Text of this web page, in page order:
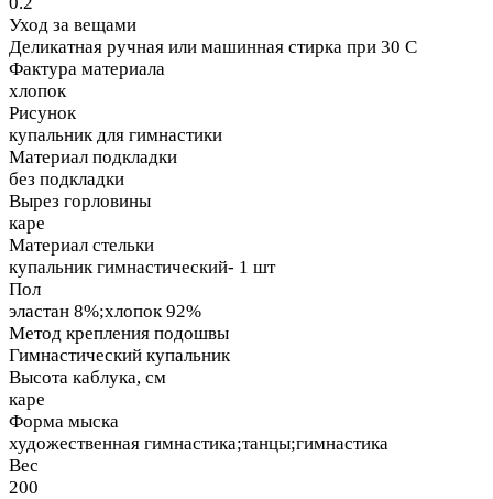
Уход за вещами
Деликатная ручная или машинная стирка при 30 С
Фактура материала
хлопок
Рисунок
купальник для гимнастики
Материал подкладки
без подкладки
Вырез горловины
каре
Материал стельки
купальник гимнастический- 1 шт
Пол
эластан 8%;хлопок 92%
Метод крепления подошвы
Гимнастический купальник
Высота каблука, см
каре
Форма мыска
художественная гимнастика;танцы;гимнастика
Вес
200